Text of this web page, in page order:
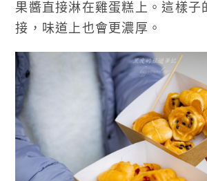
果醬直接淋在雞蛋糕上。這樣子
接，味道上也會更濃厚。